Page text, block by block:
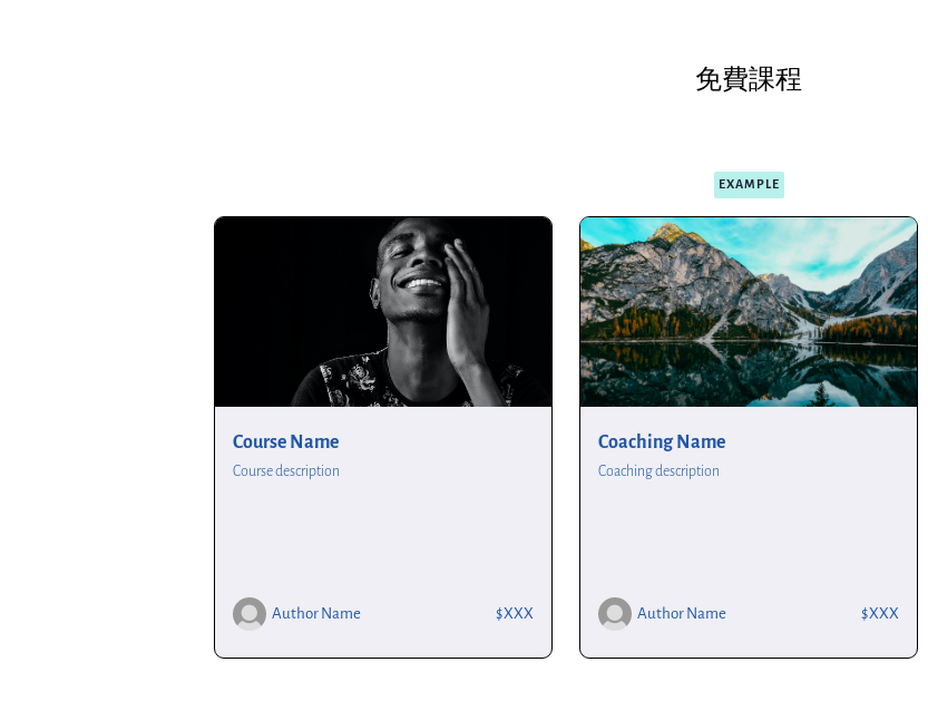
免費課程
EXAMPLE
Course Name
Course description
Author Name $XXX
Coaching Name
Coaching description
Author Name $XXX